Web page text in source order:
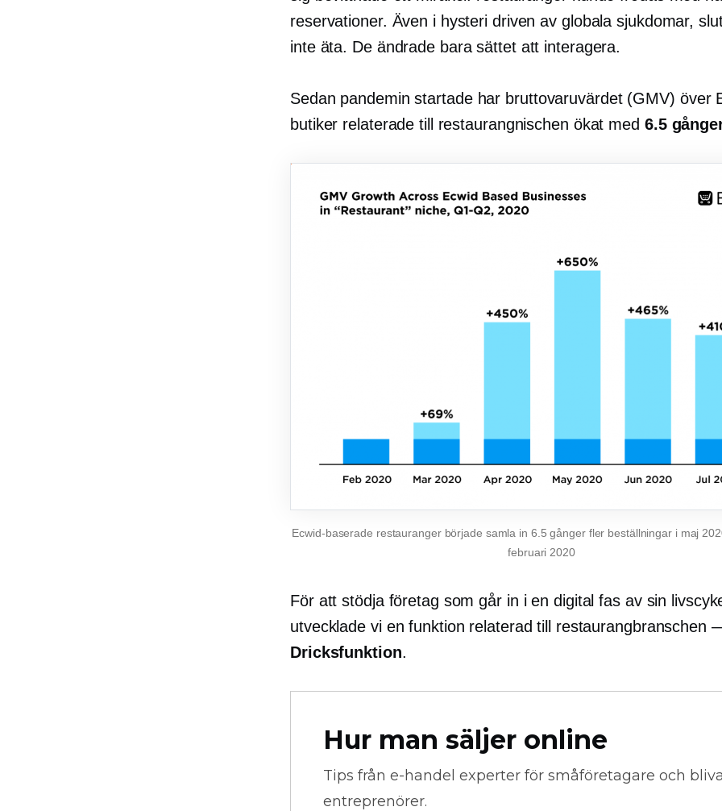
reservationer. Även i hysteri driven av globala sjukdomar,
inte äta. De ändrade bara sättet att interagera.
Sedan pandemin startade har bruttovaruvärdet (GMV) över
butiker relaterade till restaurangnischen ökat med 6.5
Ecwid-baserade restauranger började samla in 6.5 gånger fler beställningar i maj
februari 2020
För att stödja företag som går in i en digital fas av sin
utvecklade vi en funktion relaterad till restaurangbranschen
Dricksfunktion.
Hur man säljer online
Tips från e-handel experter för småföretagare och
entreprenörer.